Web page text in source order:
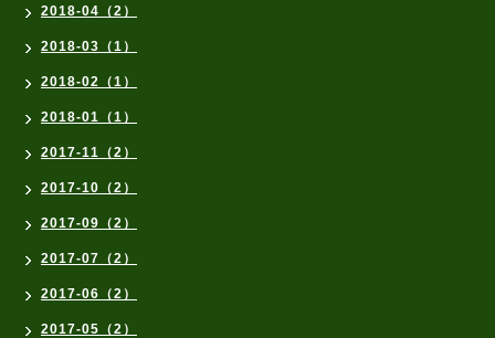
2018-04（2）
2018-03（1）
2018-02（1）
2018-01（1）
2017-11（2）
2017-10（2）
2017-09（2）
2017-07（2）
2017-06（2）
2017-05（2）